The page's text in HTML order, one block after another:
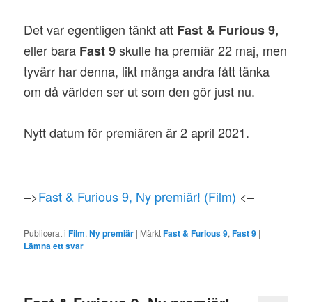
Det var egentligen tänkt att Fast & Furious 9,
eller bara Fast 9skulle ha premiär 22 maj, men
tyvärr har denna, likt många andra fått tänka
om då världen ser ut som den gör just nu.
Nytt datum för premiären är 2 april 2021.
–>Fast & Furious 9, Ny premiär! (Film) <–
Publicerat i Film,Ny premiär | MärktFast & Furious 9,Fast 9 |
Lämna ett svar